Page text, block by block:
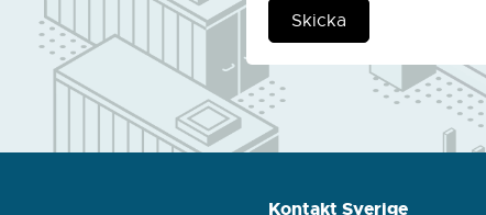
Skicka
Kontakt Sverige